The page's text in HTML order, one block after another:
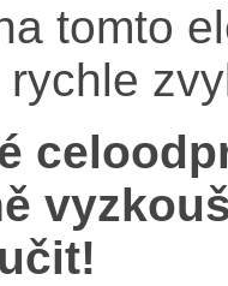
tomto
rychle